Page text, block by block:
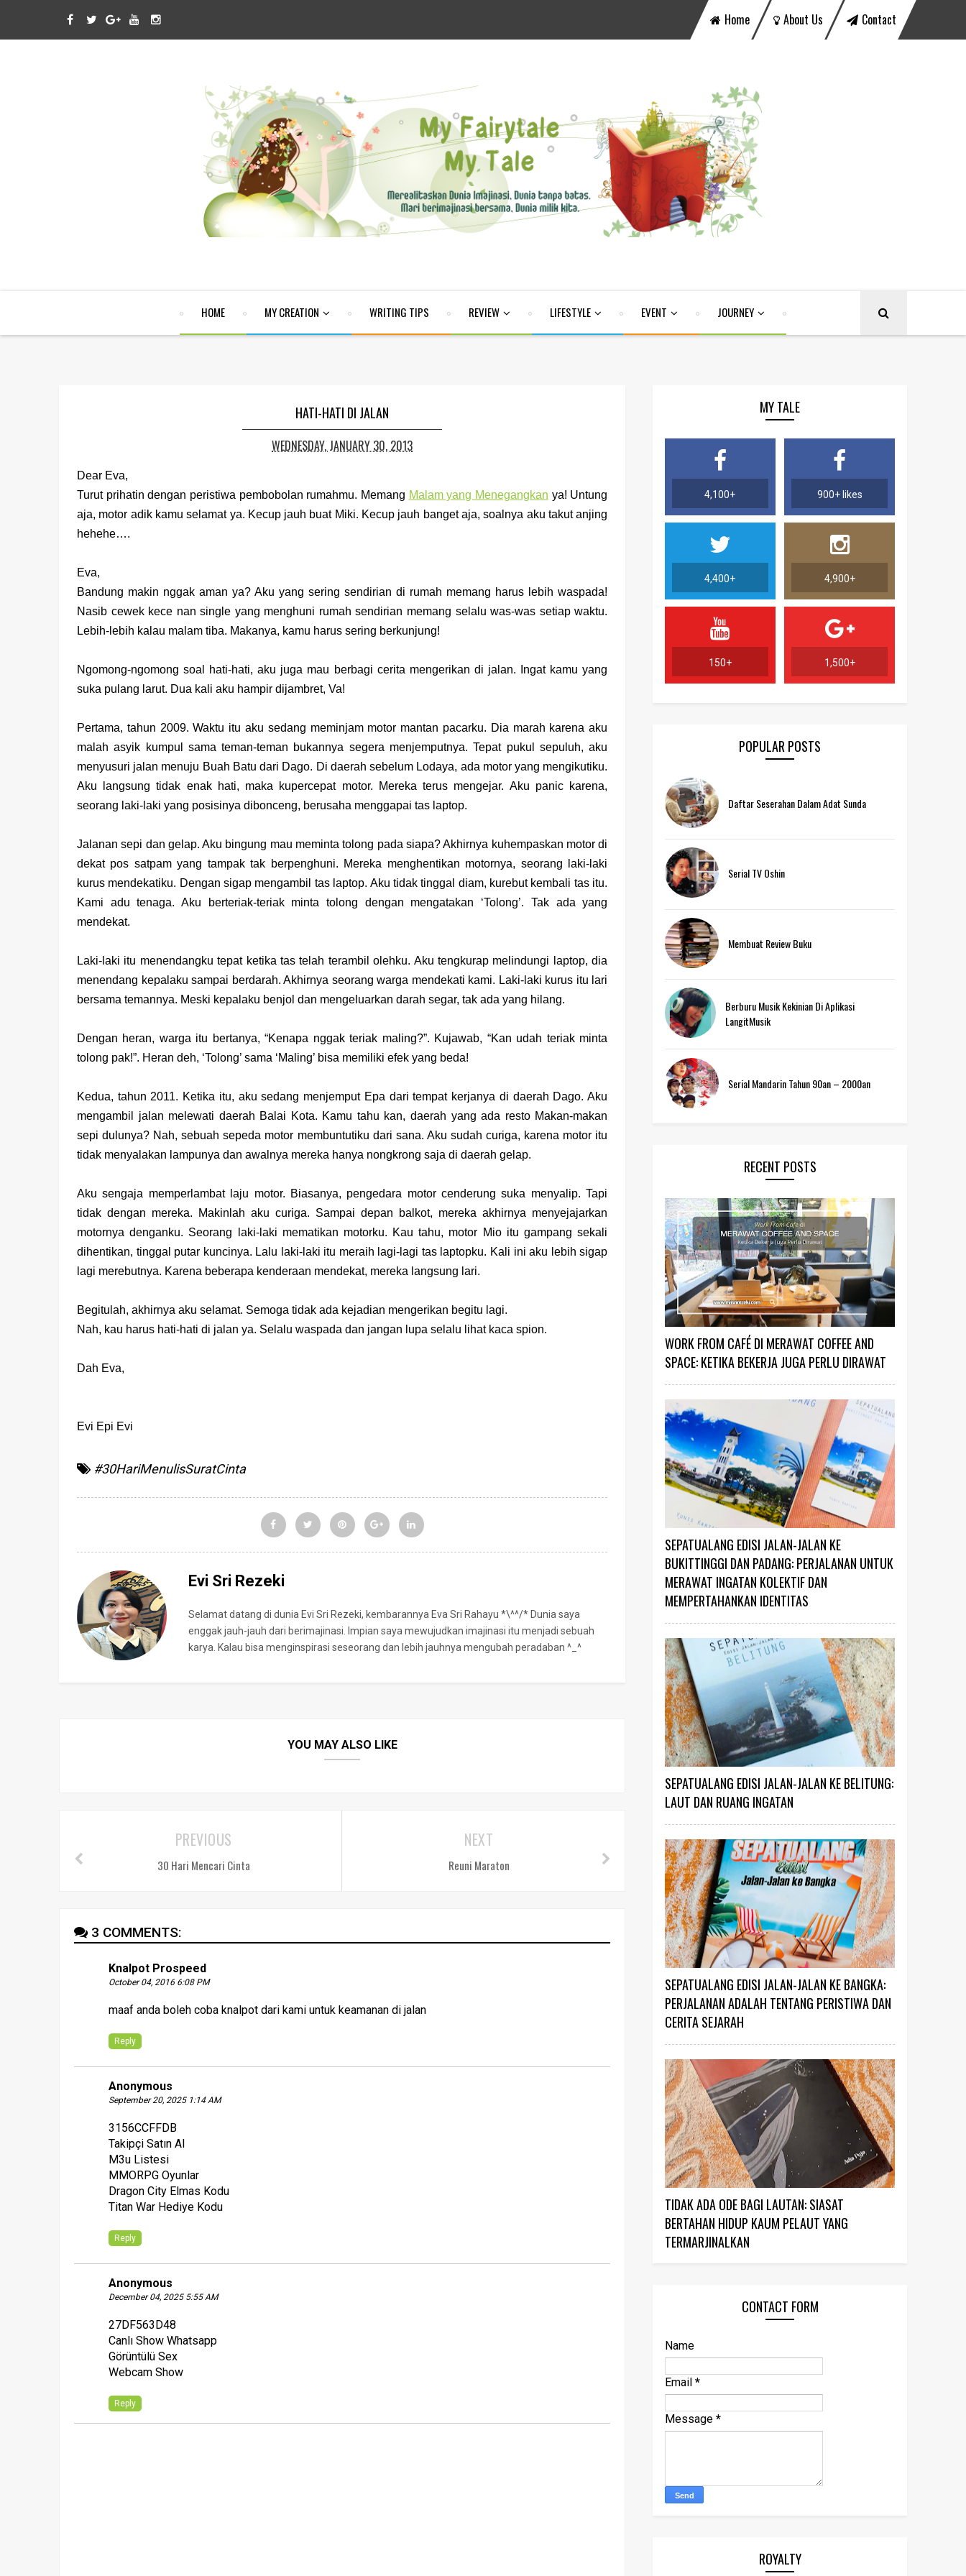
Home About Us Contact
HOME MY CREATION WRITING TIPS REVIEW LIFESTYLE EVENT JOURNEY
HATI-HATI DI JALAN
WEDNESDAY, JANUARY 30, 2013
Dear Eva,
Turut prihatin dengan peristiwa pembobolan rumahmu. Memang Malam yang Menegangkan ya! Untung
aja, motor adik kamu selamat ya. Kecup jauh buat Miki. Kecup jauh banget aja, soalnya aku takut anjing
hehehe….
Eva,
Bandung makin nggak aman ya? Aku yang sering sendirian di rumah memang harus lebih waspada!
Nasib cewek kece nan single yang menghuni rumah sendirian memang selalu was-was setiap waktu.
Lebih-lebih kalau malam tiba. Makanya, kamu harus sering berkunjung!
Ngomong-ngomong soal hati-hati, aku juga mau berbagi cerita mengerikan di jalan. Ingat kamu yang
suka pulang larut. Dua kali aku hampir dijambret, Va!
Pertama, tahun 2009. Waktu itu aku sedang meminjam motor mantan pacarku. Dia marah karena aku
malah asyik kumpul sama teman-teman bukannya segera menjemputnya. Tepat pukul sepuluh, aku
menyusuri jalan menuju Buah Batu dari Dago. Di daerah sebelum Lodaya, ada motor yang mengikutiku.
Aku langsung tidak enak hati, maka kupercepat motor. Mereka terus mengejar. Aku panic karena,
seorang laki-laki yang posisinya dibonceng, berusaha menggapai tas laptop.
Jalanan sepi dan gelap. Aku bingung mau meminta tolong pada siapa? Akhirnya kuhempaskan motor di
dekat pos satpam yang tampak tak berpenghuni. Mereka menghentikan motornya, seorang laki-laki
kurus mendekatiku. Dengan sigap mengambil tas laptop. Aku tidak tinggal diam, kurebut kembali tas itu.
Kami adu tenaga. Aku berteriak-teriak minta tolong dengan mengatakan ‘Tolong’. Tak ada yang
mendekat.
Laki-laki itu menendangku tepat ketika tas telah terambil olehku. Aku tengkurap melindungi laptop, dia
menendang kepalaku sampai berdarah. Akhirnya seorang warga mendekati kami. Laki-laki kurus itu lari
bersama temannya. Meski kepalaku benjol dan mengeluarkan darah segar, tak ada yang hilang.
Dengan heran, warga itu bertanya, “Kenapa nggak teriak maling?”. Kujawab, “Kan udah teriak minta
tolong pak!”. Heran deh, ‘Tolong’ sama ‘Maling’ bisa memiliki efek yang beda!
Kedua, tahun 2011. Ketika itu, aku sedang menjemput Epa dari tempat kerjanya di daerah Dago. Aku
mengambil jalan melewati daerah Balai Kota. Kamu tahu kan, daerah yang ada resto Makan-makan
sepi dulunya? Nah, sebuah sepeda motor membuntutiku dari sana. Aku sudah curiga, karena motor itu
tidak menyalakan lampunya dan awalnya mereka hanya nongkrong saja di daerah gelap.
Aku sengaja memperlambat laju motor. Biasanya, pengedara motor cenderung suka menyalip. Tapi
tidak dengan mereka. Makinlah aku curiga. Sampai depan balkot, mereka akhirnya menyejajarkan
motornya denganku. Seorang laki-laki mematikan motorku. Kau tahu, motor Mio itu gampang sekali
dihentikan, tinggal putar kuncinya. Lalu laki-laki itu meraih lagi-lagi tas laptopku. Kali ini aku lebih sigap
lagi merebutnya. Karena beberapa kenderaan mendekat, mereka langsung lari.
Begitulah, akhirnya aku selamat. Semoga tidak ada kejadian mengerikan begitu lagi.
Nah, kau harus hati-hati di jalan ya. Selalu waspada dan jangan lupa selalu lihat kaca spion.
Dah Eva,
Evi Epi Evi
#30HariMenulisSuratCinta
Evi Sri Rezeki
Selamat datang di dunia Evi Sri Rezeki, kembarannya Eva Sri Rahayu *\^^/* Dunia saya
enggak jauh-jauh dari berimajinasi. Impian saya mewujudkan imajinasi itu menjadi sebuah
karya. Kalau bisa menginspirasi seseorang dan lebih jauhnya mengubah peradaban ^_^
YOU MAY ALSO LIKE
NEXT
Reuni Maraton
PREVIOUS
30 Hari Mencari Cinta
3 COMMENTS:
Knalpot Prospeed
October 04, 2016 6:08 PM
maaf anda boleh coba knalpot dari kami untuk keamanan di jalan
Reply
Anonymous
September 20, 2025 1:14 AM
3156CCFFDB
Takipçi Satın Al
M3u Listesi
MMORPG Oyunlar
Dragon City Elmas Kodu
Titan War Hediye Kodu
Reply
Anonymous
December 04, 2025 5:55 AM
27DF563D48
Canlı Show Whatsapp
Görüntülü Sex
Webcam Show
Reply
MY TALE
4,100+ 900+ likes
4,400+ 4,900+
150+ 1,500+
POPULAR POSTS
Daftar Seserahan Dalam Adat Sunda
Serial TV Oshin
Membuat Review Buku
Berburu Musik Kekinian Di Aplikasi
LangitMusik
Serial Mandarin Tahun 90an – 2000an
RECENT POSTS
WORK FROM CAFÉ DI MERAWAT COFFEE AND
SPACE: KETIKA BEKERJA JUGA PERLU DIRAWAT
SEPATUALANG EDISI JALAN-JALAN KE
BUKITTINGGI DAN PADANG: PERJALANAN UNTUK
MERAWAT INGATAN KOLEKTIF DAN
MEMPERTAHANKAN IDENTITAS
SEPATUALANG EDISI JALAN-JALAN KE BELITUNG:
LAUT DAN RUANG INGATAN
SEPATUALANG EDISI JALAN-JALAN KE BANGKA:
PERJALANAN ADALAH TENTANG PERISTIWA DAN
CERITA SEJARAH
TIDAK ADA ODE BAGI LAUTAN: SIASAT
BERTAHAN HIDUP KAUM PELAUT YANG
TERMARJINALKAN
CONTACT FORM
Name
Email *
Message *
ROYALTY